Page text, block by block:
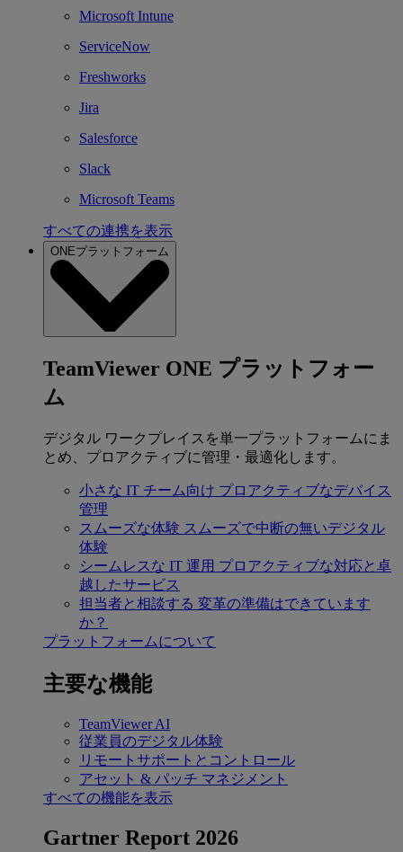
Microsoft Intune
ServiceNow
Freshworks
Jira
Salesforce
Slack
Microsoft Teams
すべての連携を表示
ONEプラットフォーム
TeamViewer ONE プラットフォー
ム
デジタル ワークプレイスを単一プラットフォームにま
とめ、プロアクティブに管理・最適化します。
小さな IT チーム向け プロアクティブなデバイス
管理
スムーズな体験 スムーズで中断の無いデジタル
体験
シームレスな IT 運用 プロアクティブな対応と卓
越したサービス
担当者と相談する 変革の準備はできています
か？
プラットフォームについて
主要な機能
TeamViewer AI
従業員のデジタル体験
リモートサポートとコントロール
アセット & パッチ マネジメント
すべての機能を表示
Gartner Report 2026